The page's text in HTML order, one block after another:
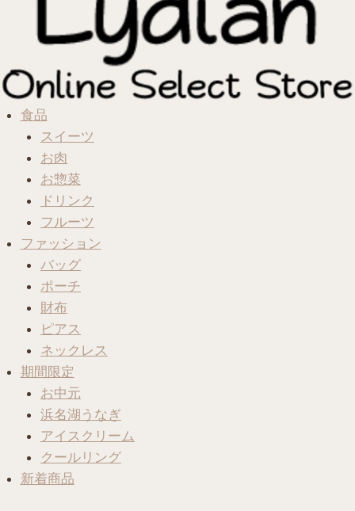
食品
スイーツ
お肉
お惣菜
ドリンク
フルーツ
ファッション
バッグ
ポーチ
財布
ピアス
ネックレス
期間限定
お中元
浜名湖うなぎ
アイスクリーム
クールリング
新着商品